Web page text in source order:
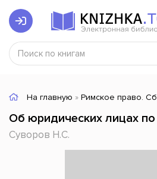
На главную » Римское право.
Об юридических лицах
Суворов Н.С.